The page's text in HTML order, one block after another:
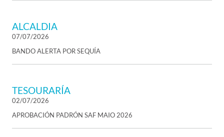
ALCALDIA
07/07/2026
BANDO ALERTA POR SEQUÍA
TESOURARÍA
02/07/2026
APROBACIÓN PADRÓN SAF MAIO 2026